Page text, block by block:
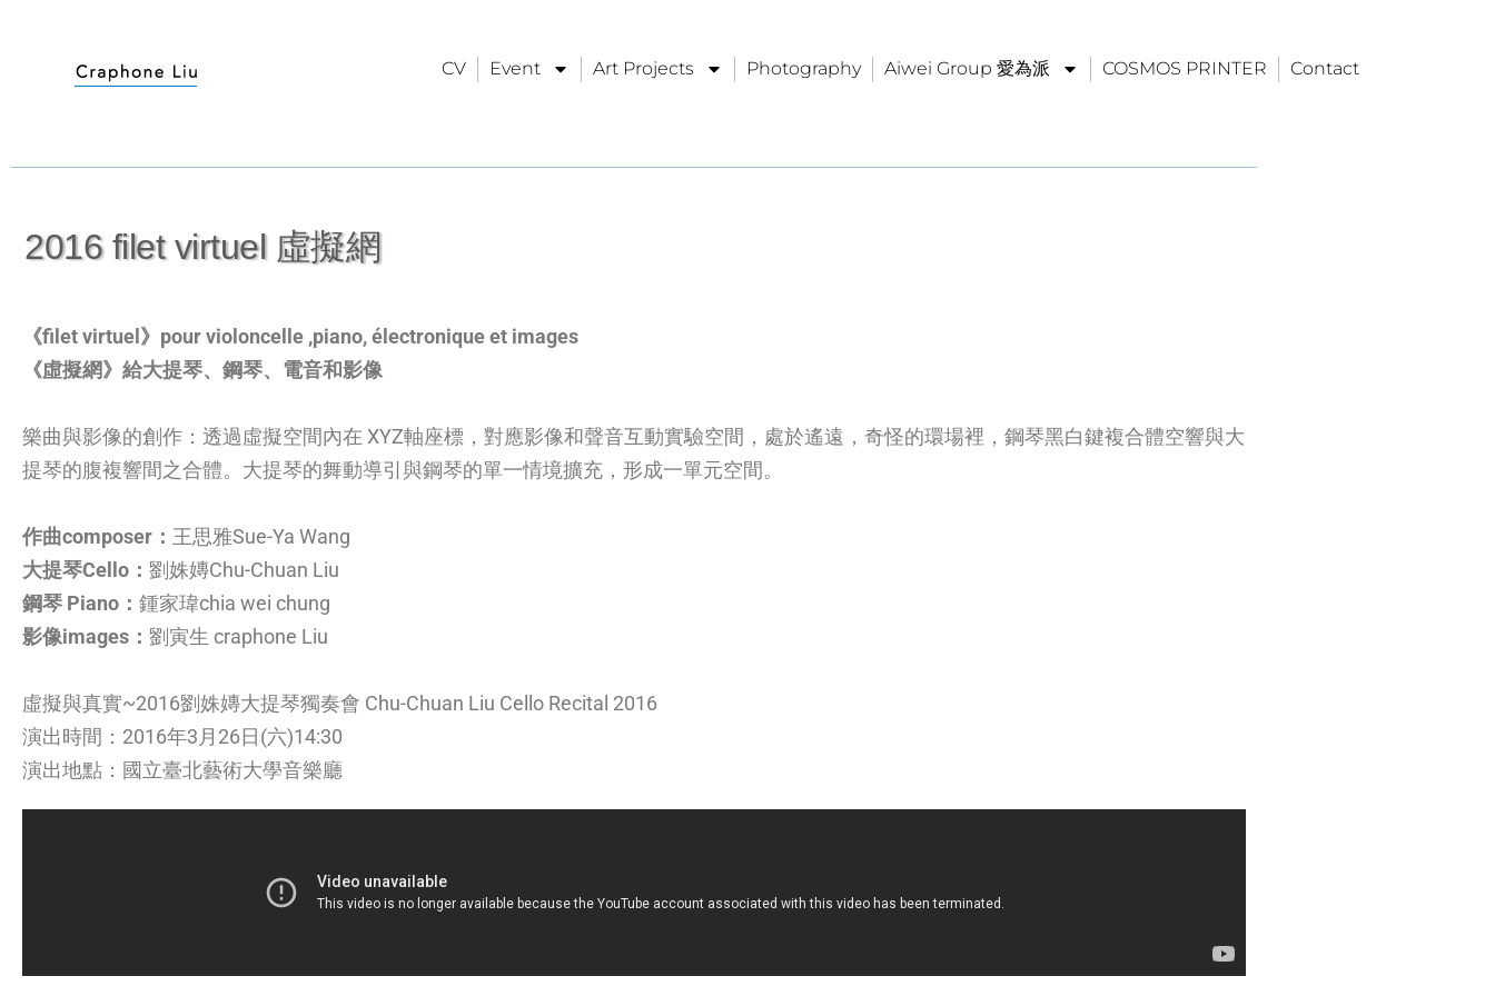
CV Event Art Projects Photography Aiwei Group 愛為派 COSMOS PRINTER Contact
2016 filet virtuel 虛擬網
《filet virtuel》 pour violoncelle ,piano, électronique et images
《虛擬網》給大提琴、鋼琴、電音和影像
樂曲與影像的創作：透過虛擬空間內在 XYZ軸座標，對應影像和聲音互動實驗空間，處於遙遠，奇怪的環場裡，鋼琴黑白鍵複合體空響與大
提琴的腹複響間之合體。大提琴的舞動導引與鋼琴的單一情境擴充，形成一單元空間。
作曲composer： 王思雅Sue-Ya Wang
大提琴Cello： 劉姝嫥Chu-Chuan Liu
鋼琴 Piano： 鍾家瑋chia wei chung
影像images： 劉寅生 craphone Liu
虛擬與真實~2016劉姝嫥大提琴獨奏會 Chu-Chuan Liu Cello Recital 2016
演出時間： 2016年3 月 26日(六)14:30
演出地點：國立臺北藝術大學音樂廳